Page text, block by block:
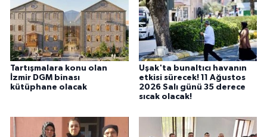
Tartışmalara konu olan
İzmir DGM binası
kütüphane olacak
Uşak'ta bunaltıcı havanın
etkisi sürecek! 11 Ağustos
2026 Salı günü 35 derece
sıcak olacak!